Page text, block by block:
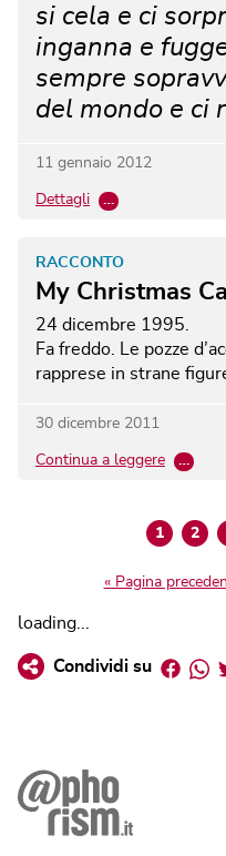
si cela e ci
inganna e
sempre
del mondo e ci
11 gennaio 2012
Dettagli …
My Christmas
RACCONTO
24 dicembre 1995.
Fa freddo. Le pozze
rapprese in strane
30 dicembre 2011
Continua a leggere …
1 2
« Pagina
loading...
Condividi su